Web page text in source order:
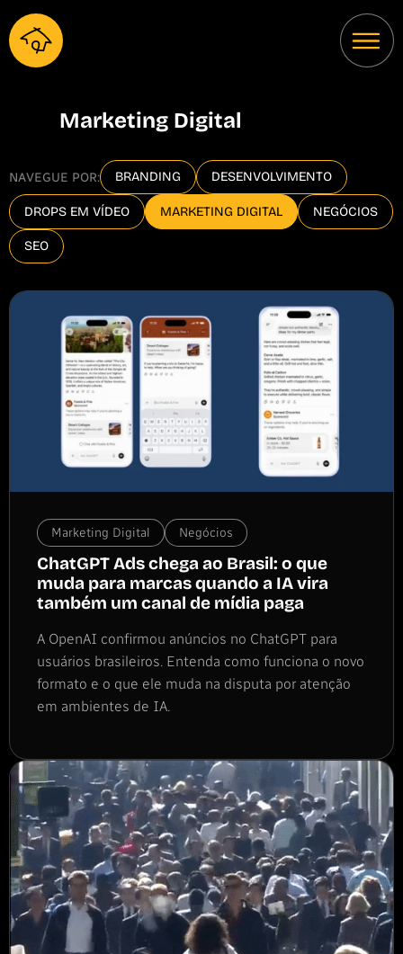
Marketing Digital
NAVEGUE POR: BRANDING DESENVOLVIMENTO
DROPS EM VÍDEO MARKETING DIGITAL NEGÓCIOS
SEO
Marketing Digital Negócios
ChatGPT Ads chega ao Brasil: o que
muda para marcas quando a IA vira
também um canal de mídia paga
A OpenAI confirmou anúncios no ChatGPT para
usuários brasileiros. Entenda como funciona o novo
formato e o que ele muda na disputa por atenção
em ambientes de IA.